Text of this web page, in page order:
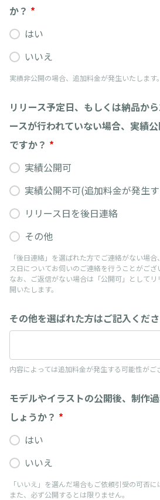
か？ *
はい
いいえ
実績非公開の場合、追加料金が発生いたします。
リリース予定日、もしくは納品か
ースが行われていない場合、実績
ですか？ *
実績公開可
実績公開不可(追加料金が発生
リリース日を後日連絡
その他
「後日連絡」を選ばれた方でご連絡がない場
ス日についてお伺いのご連絡を行うことがござ
なお、ご返信がない場合は「公開可」として
開いたします。
その他を選ばれた方はご記入くださ
内容によっては追加料金が発生する可能性がご
モデルやイラストの公開後、制作
しょうか？ *
はい
いいえ
「いいえ」を選んだ場合もご依頼引受の可否に
また、必ず公開するとは限りません。